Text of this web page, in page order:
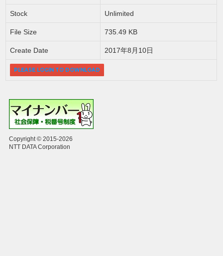
Stock Unlimited
File Size 735.49 KB
Create Date 2017年8月10日
PLEASE LOGIN TO DOWNLOAD
Copyright © 2015-2026
NTT DATA Corporation